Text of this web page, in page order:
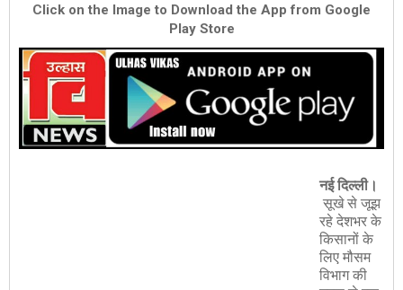
Click on the Image to Download the App from Google
Play Store
नई दिल्‍ली।
सूखे से जूझ
रहे देशभर के
किसानों के
लिए मौसम
विभाग की